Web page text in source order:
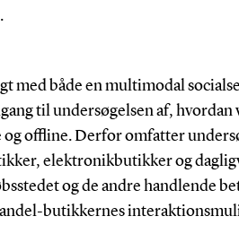
med både en multimodal
til undersøgelsen af, hvordan
offline. Derfor omfatter
elektronikbutikker og
og de andre handlende
butikkernes